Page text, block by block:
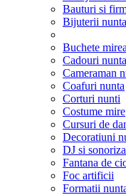
Bauturi si
Bijuterii
Buchete
Cadouri nunta
Cameraman
Coafuri nunta
Corturi nunti
Costume mire
Cursuri de
Decoratiuni
DJ si
Fantana de
Foc artificii
Formatii